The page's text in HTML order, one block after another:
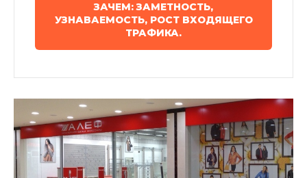
ЗАЧЕМ: ЗАМЕТНОСТЬ,
УЗНАВАЕМОСТЬ, РОСТ ВХОДЯЩЕГО
ТРАФИКА.